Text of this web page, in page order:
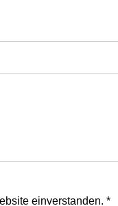
einverstanden. *